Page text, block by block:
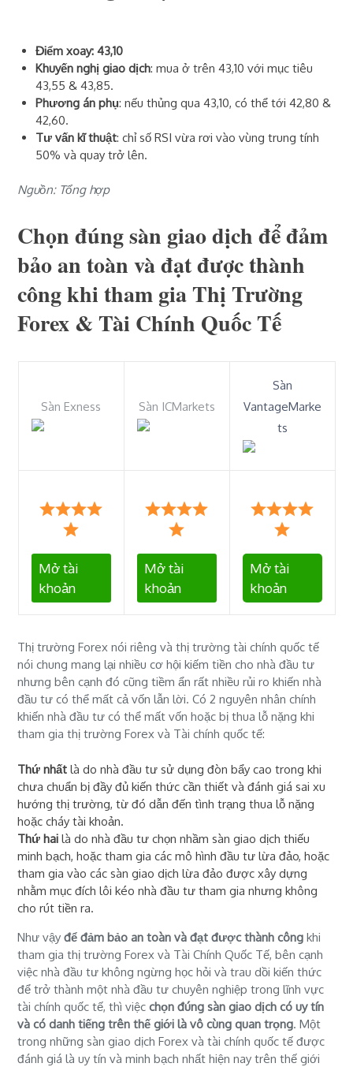
Điểm xoay: 43,10
Khuyến nghị giao dịch: mua ở trên 43,10 với mục tiêu
43,55 & 43,85.
Phương án phụ: nếu thủng qua 43,10, có thể tới 42,80 &
42,60.
Tư vấn kĩ thuật: chỉ số RSI vừa rơi vào vùng trung tính
50% và quay trở lên.
Nguồn: Tổng hợp
Chọn đúng sàn giao dịch để đảm
bảo an toàn và đạt được thành
công khi tham gia Thị Trường
Forex & Tài Chính Quốc Tế
Sàn Exness Sàn ICMarkets
Sàn
VantageMarke
ts
Mở tài
khoản
Mở tài
khoản
Mở tài
khoản
Thị trường Forex nói riêng và thị trường tài chính quốc tế
nói chung mang lại nhiều cơ hội kiếm tiền cho nhà đầu tư
nhưng bên cạnh đó cũng tiềm ẩn rất nhiều rủi ro khiến nhà
đầu tư có thể mất cả vốn lẫn lời. Có 2 nguyên nhân chính
khiến nhà đầu tư có thể mất vốn hoặc bị thua lỗ nặng khi
tham gia thị trường Forex và Tài chính quốc tế:
Thứ nhất là do nhà đầu tư sử dụng đòn bẩy cao trong khi
chưa chuẩn bị đầy đủ kiến thức cần thiết và đánh giá sai xu
hướng thị trường, từ đó dẫn đến tình trạng thua lỗ nặng
hoặc cháy tài khoản.
Thứ hai là do nhà đầu tư chọn nhầm sàn giao dịch thiếu
minh bạch, hoặc tham gia các mô hình đầu tư lừa đảo, hoặc
tham gia vào các sàn giao dịch lừa đảo được xây dựng
nhằm mục đích lôi kéo nhà đầu tư tham gia nhưng không
cho rút tiền ra.
Như vậyđể đảm bảo an toàn và đạt được thành công khi
tham gia thị trường Forex và Tài Chính Quốc Tế, bên cạnh
việc nhà đầu tư không ngừng học hỏi và trau dồi kiến thức
để trở thành một nhà đầu tư chuyên nghiệp trong lĩnh vực
tài chính quốc tế, thì việcchọn đúng sàn giao dịch có uy tín
và có danh tiếng trên thế giới là vô cùng quan trọng. Một
trong những sàn giao dịch Forex và tài chính quốc tế được
đánh giá là uy tín và minh bạch nhất hiện nay trên thế giới